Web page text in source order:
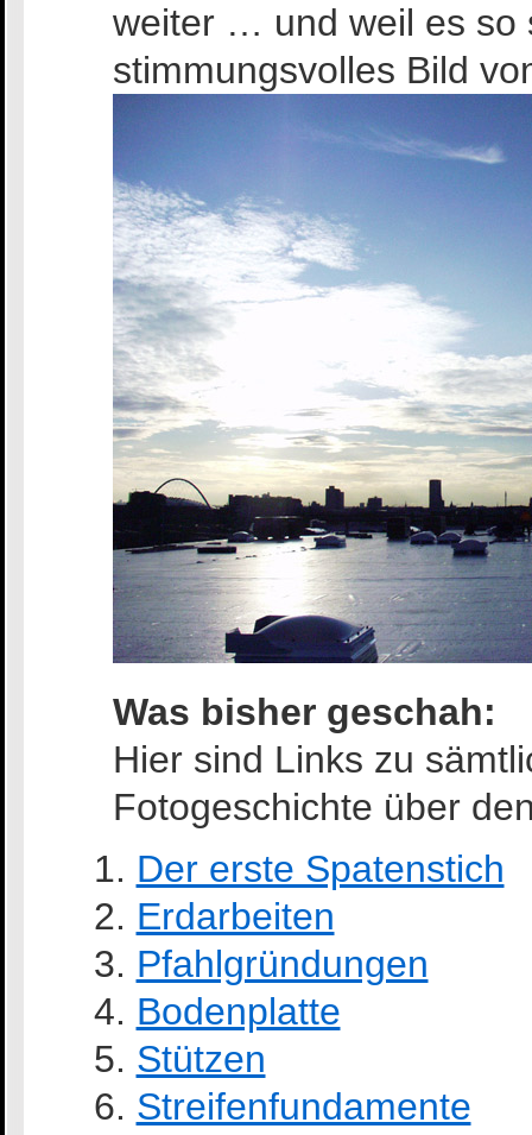
weiter … und weil es so
stimmungsvolles Bild
Was bisher geschah:
Hier sind Links zu
Fotogeschichte über
Der erste Spatenstich
Erdarbeiten
Pfahlgründungen
Bodenplatte
Stützen
Streifenfundamente